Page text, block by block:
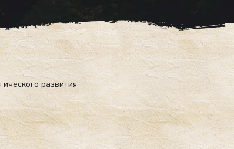
развития